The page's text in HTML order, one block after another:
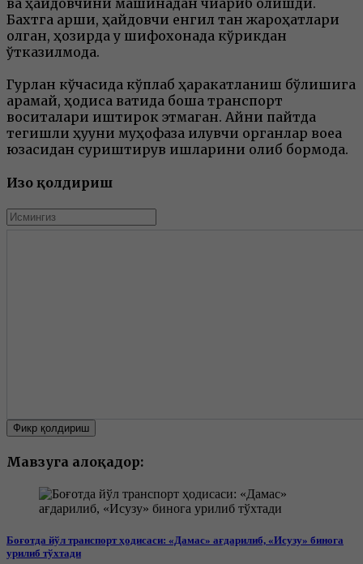
ва ҳайдовчини машинадан чиқариб олишди.
Бахтга қарши, ҳайдовчи енгил тан жароҳатлари
олган, ҳозирда у шифохонада кўрикдан
ўтказилмоқда.
Гурлан кўчасида кўплаб ҳаракатланиш бўлишига
қарамай, ҳодиса вақтида бошқа транспорт
воситалари иштирок этмаган. Айни пайтда
тегишли ҳуқуқни муҳофаза қилувчи органлар воқеа
юзасидан суриштирув ишларини олиб бормоқда.
Изоҳ қолдириш
Фикр қолдириш
Мавзуга алоқадор:
Боғотда йўл транспорт ҳодисаси: «Дамас» ағдарилиб, «Исузу» бинога
урилиб тўхтади